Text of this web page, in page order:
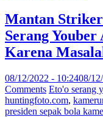
Mantan Striker
Serang
Karena
08/12/2022 - 10:2408/
Comments Eto'o serang
huntingfoto.com,
presiden sepak bola